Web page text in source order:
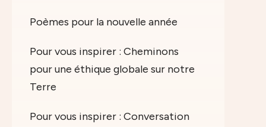
Poèmes pour la nouvelle année
Pour vous inspirer : Cheminons
pour une éthique globale sur notre
Terre
Pour vous inspirer : Conversation